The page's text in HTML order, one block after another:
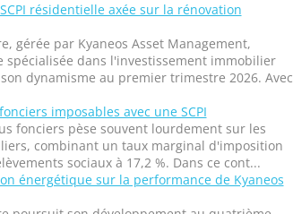
résidentielle axée sur la rénovation
gérée par Kyaneos Asset Management,
spécialisée dans l'investissement immobilier
dynamisme au premier trimestre 2026. Avec
imposables avec une SCPI
fonciers pèse souvent lourdement sur les
combinant un taux marginal d'imposition
sociaux à 17,2 %. Dans ce cont...
énergétique sur la performance de Kyaneos